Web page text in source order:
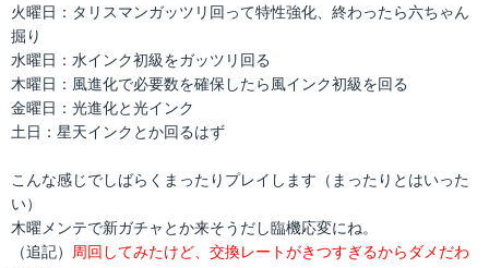
火曜日：タリスマンガッツリ回って特性強化、終わったら六ちゃん
掘り
水曜日：水インク初級をガッツリ回る
木曜日：風進化で必要数を確保したら風インク初級を回る
金曜日：光進化と光インク
土日：星天インクとか回るはず
こんな感じでしばらくまったりプレイします（まったりとはいった
い）
木曜メンテで新ガチャとか来そうだし臨機応変にね。
（追記）
周回してみたけど、交換レートがきつすぎるからダメだわ